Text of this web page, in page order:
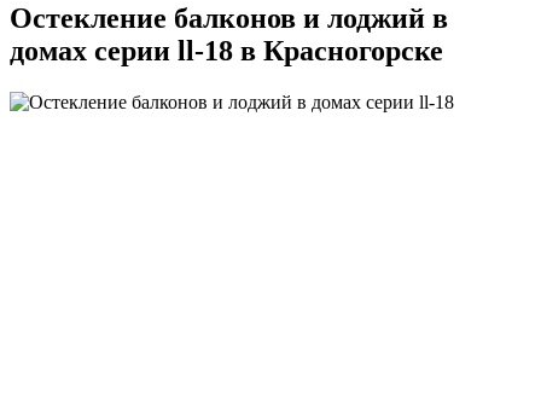
Остекление балконов и лоджий в
домах серии ll-18 в Красногорске